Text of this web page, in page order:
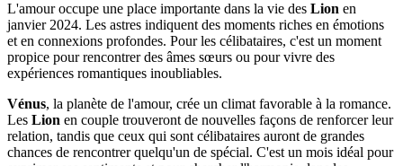
L'amour occupe une place importante dans la vie des Lion en
janvier 2024. Les astres indiquent des moments riches en émotions
et en connexions profondes. Pour les célibataires, c'est un moment
propice pour rencontrer des âmes sœurs ou pour vivre des
expériences romantiques inoubliables.
Vénus, la planète de l'amour, crée un climat favorable à la romance.
Les Lion en couple trouveront de nouvelles façons de renforcer leur
relation, tandis que ceux qui sont célibataires auront de grandes
chances de rencontrer quelqu'un de spécial. C'est un mois idéal pour